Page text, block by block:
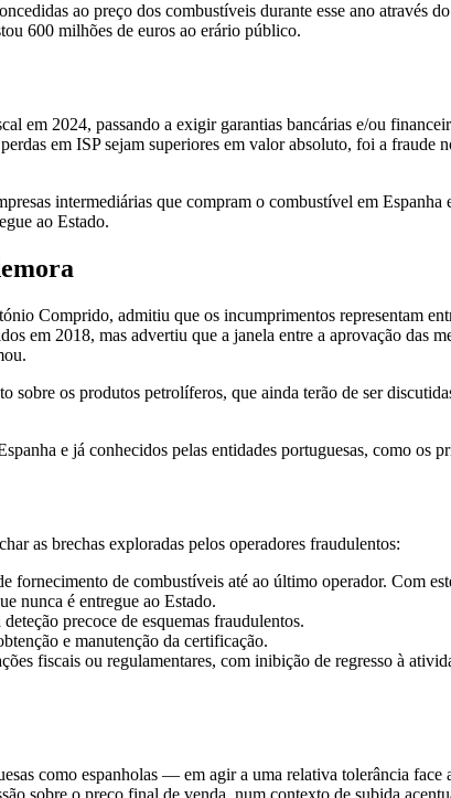
ao preço dos combustíveis durante esse ano através
600 milhões de euros ao erário público.
em 2024, passando a exigir garantias bancárias e/ou
em ISP sejam superiores em valor absoluto, foi a fraude
intermediárias que compram o combustível em
ao Estado.
Comprido, admitiu que os incumprimentos representam
em 2018, mas advertiu que a janela entre a aprovação das
sobre os produtos petrolíferos, que ainda terão de ser
e já conhecidos pelas entidades portuguesas, como os
as brechas exploradas pelos operadores fraudulentos:
fornecimento de combustíveis até ao último operador. Com
nunca é entregue ao Estado.
precoce de esquemas fraudulentos.
e manutenção da certificação.
fiscais ou regulamentares, com inibição de regresso à
como espanholas — em agir a uma relativa tolerância
sobre o preço final de venda, num contexto de subida